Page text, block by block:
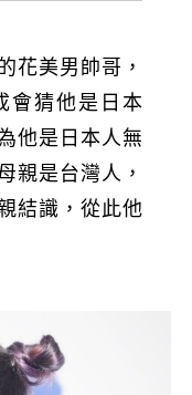
花美男帥哥，
會猜他是日本
他是日本人無
親是台灣人，
結識，從此他